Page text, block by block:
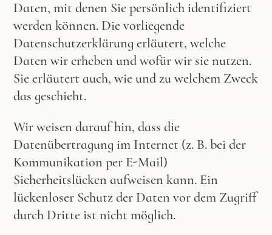
Daten, mit denen Sie persönlich identifiziert
werden können. Die vorliegende
Datenschutzerklärung erläutert, welche
Daten wir erheben und wofür wir sie nutzen.
Sie erläutert auch, wie und zu welchem Zweck
das geschieht.
Wir weisen darauf hin, dass die
Datenübertragung im Internet (z. B. bei der
Kommunikation per E-Mail)
Sicherheitslücken aufweisen kann. Ein
lückenloser Schutz der Daten vor dem Zugriff
durch Dritte ist nicht möglich.